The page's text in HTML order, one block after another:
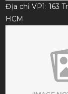
Địa chỉ VP1: 163
HCM